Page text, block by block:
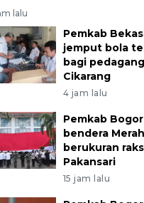
lalu
Pemkab
jemput bola
bagi
Cikarang
4 jam lalu
Pemkab
bendera
berukuran
Pakansari
15 jam lalu